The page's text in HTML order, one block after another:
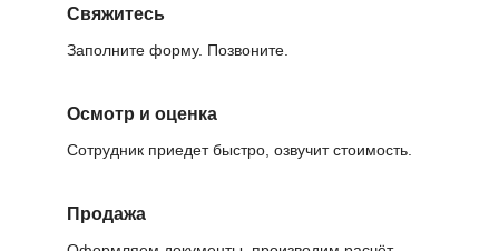
Свяжитесь
Заполните форму. Позвоните.
Осмотр и оценка
Сотрудник приедет быстро, озвучит стоимость.
Продажа